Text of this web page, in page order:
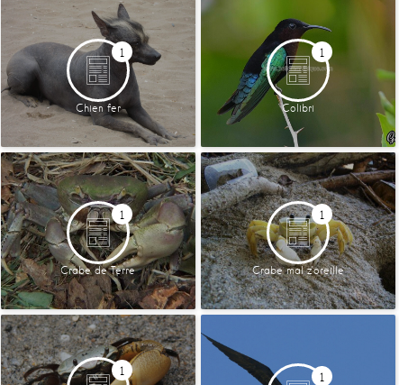
1
Chien fer
1
Colibri
1
Crabe de Terre
1
Crabe mal z’oreille
1 1